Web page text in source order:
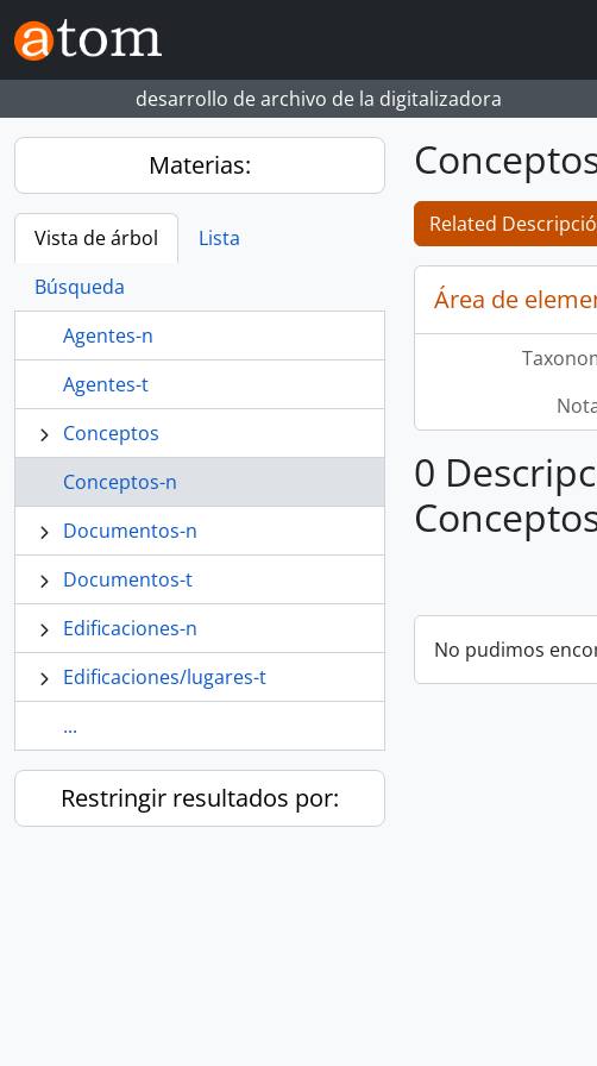
Skip to main content
desarrollo de archivo de la digitalizadora
Materias:
Vista de árbol
Lista
Búsqueda
Agentes-n
Agentes-t
Conceptos
Conceptos-n
Documentos-n
Documentos-t
Edificaciones-n
Edificaciones/lugares-t
...
Restringir resultados por:
Related
Área de
0
No pudimos